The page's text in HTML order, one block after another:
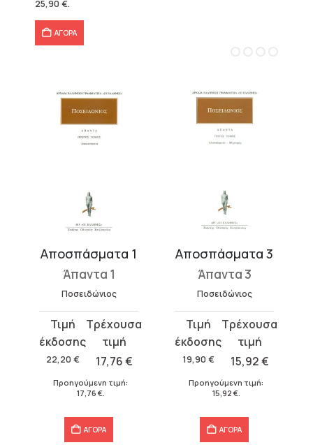
25,90€.
ΑΓΟΡΑ
Αποσπάσματα 1
Άπαντα 1
Ποσειδώνιος
22,20 €
Original
price
was:
17,76€
τρέχουσα
τιμή
17,76 €.
Προηγούμενη τιμή:
17,76 €.
ΑΓΟΡΑ
Αποσπάσματα 3
Άπαντα 3
Ποσειδώνιος
19,90 €
Original
price
was:
15,92€
τρέχουσα
τιμή
15,92 €.
Προηγούμενη τιμή:
15,92 €.
ΑΓΟΡΑ